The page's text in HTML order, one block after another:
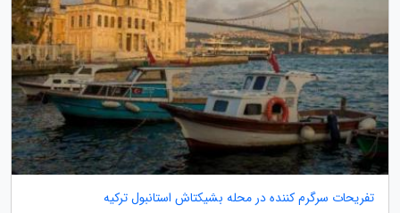
تفریحات سرگرم کننده در محله بشیکتاش استانبول ترکیه